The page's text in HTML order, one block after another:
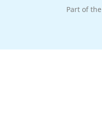
Part of the